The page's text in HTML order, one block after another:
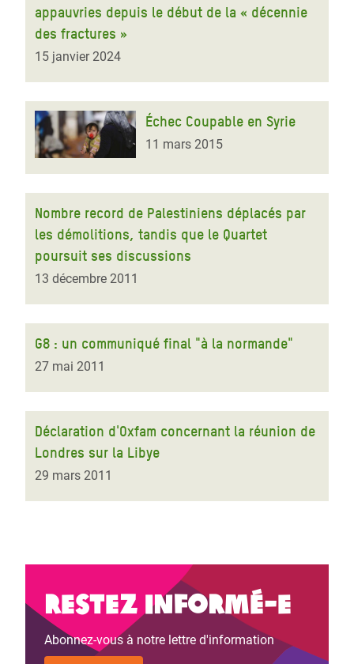
appauvries depuis le début de la « décennie
des fractures »
15 janvier 2024
Échec Coupable en Syrie
11 mars 2015
Nombre record de Palestiniens déplacés par
les démolitions, tandis que le Quartet
poursuit ses discussions
13 décembre 2011
G8 : un communiqué final "à la normande"
27 mai 2011
Déclaration d'Oxfam concernant la réunion de
Londres sur la Libye
29 mars 2011
Restez informé-e
Abonnez-vous à notre lettre d'information